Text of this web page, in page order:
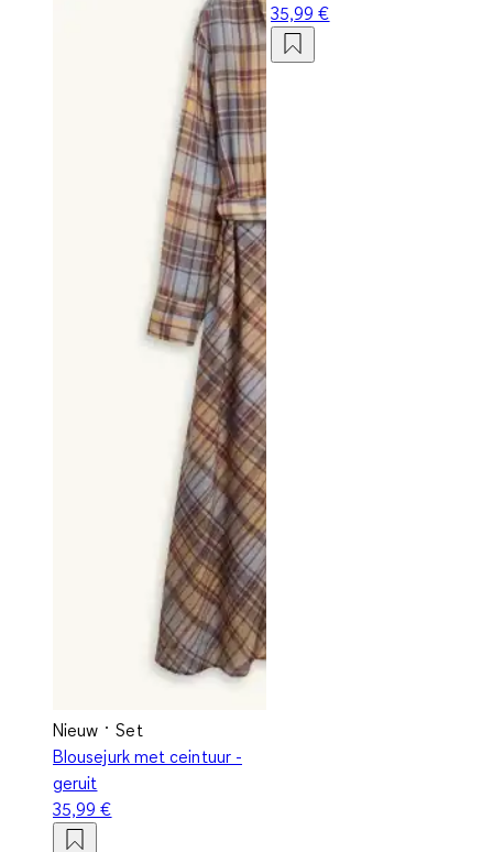
Nieuw
Set
Blousejurk met ceintuur -
geruit
35,99 €
35,99 €